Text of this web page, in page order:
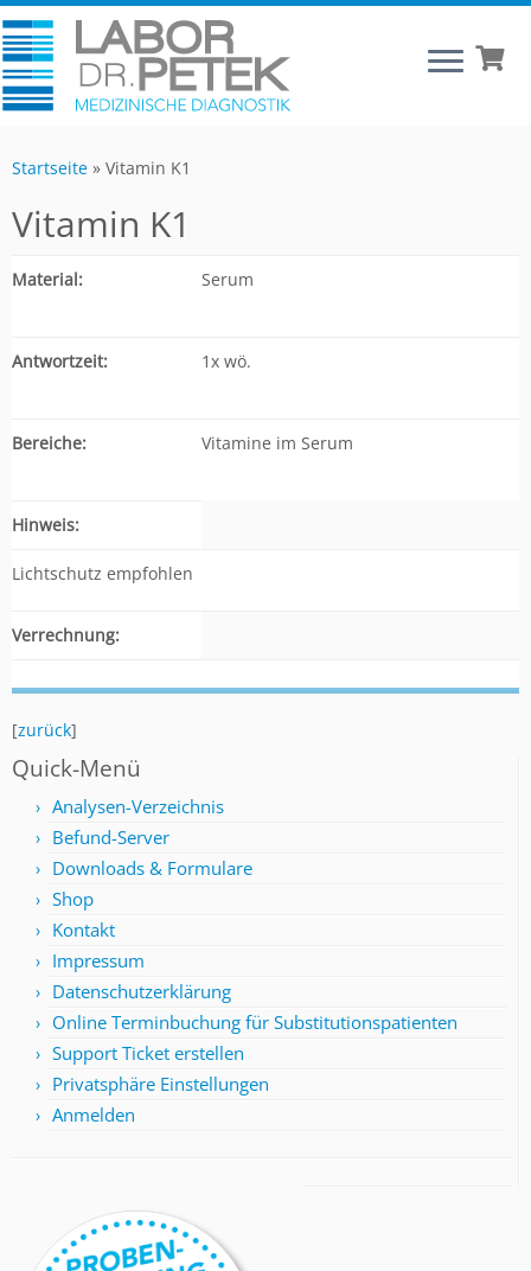
Startseite » Vitamin K1
Vitamin K1
Material: Serum
Antwortzeit: 1x wö.
Bereiche: Vitamine im Serum
Hinweis:
Lichtschutz empfohlen
Verrechnung:
[zurück]
Quick-Menü
Analysen-Verzeichnis
Befund-Server
Downloads & Formulare
Shop
Kontakt
Impressum
Datenschutzerklärung
Online Terminbuchung für Substitutionspatienten
Support Ticket erstellen
Privatsphäre Einstellungen
Anmelden